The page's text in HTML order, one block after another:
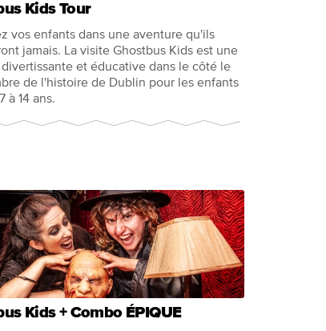
Kids Tour
vos enfants dans une aventure qu'ils
jamais. La visite Ghostbus Kids est une
et éducative dans le côté le
de l'histoire de Dublin pour les enfants
à 14 ans.
Kids + Combo ÉPIQUE